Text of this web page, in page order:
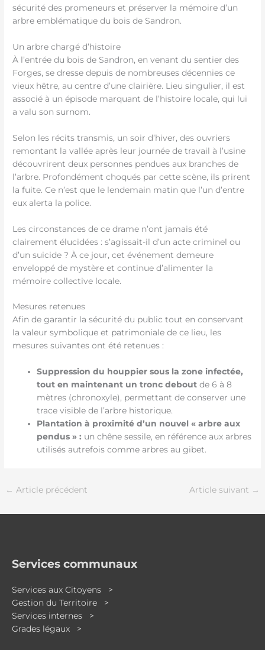
sécurité des promeneurs et préserver la mémoire d’un
arbre emblématique du bois de Sandron.
Un arbre chargé d’histoire
À l’entrée du bois de Sandron, en venant du sentier des
Forges, se dresse depuis de nombreuses décennies ce
vieux hêtre, au centre d’une clairière. Lieu singulier, il est
associé à un épisode marquant de l’histoire locale, qui lui
a valu son surnom.
Selon les récits transmis, un soir d’hiver, des ouvriers
remontant la vallée après leur journée de travail à l’usine
découvrirent deux personnes pendues aux branches de
l’arbre. Profondément choqués par cette scène, ils prirent
la fuite. Ce n’est que le lendemain matin que l’un d’entre
eux alerta la police.
Les circonstances de ce drame n’ont jamais été
clairement élucidées : s’agissait-il d’un acte criminel ou
d’un suicide ? À ce jour, cet événement demeure
enveloppé de mystère et continue d’alimenter la
mémoire collective locale.
Mesures retenues
Afin de garantir la sécurité du public tout en conservant
la valeur symbolique et patrimoniale de ce lieu, les
mesures suivantes ont été retenues :
Suppression du houppier sous la zone infectée,
tout en maintenant un tronc debout de 6 à 8
mètres (chronoxyle), permettant de conserver une
trace visible de l’arbre historique.
Plantation à proximité d’un nouvel « arbre aux
pendus » : un chêne sessile, en référence aux arbres
utilisés autrefois comme arbres au gibet.
← Article précédent Article suivant →
Services communaux
Services aux Citoyens >
Gestion du Territoire >
Services internes >
Grades légaux >